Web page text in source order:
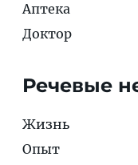
Аптека
Доктор
Речевые
Жизнь
Опыт